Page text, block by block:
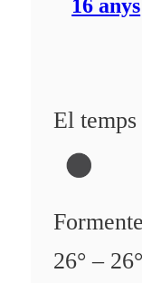
16 anys
El
26° – 26°